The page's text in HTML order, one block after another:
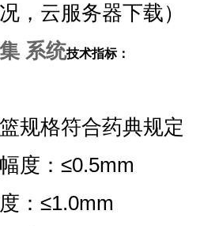
，云服务器下载）
系统技术指标：
规格符合药典规定
度： ≤0.5mm
： ≤1.0mm